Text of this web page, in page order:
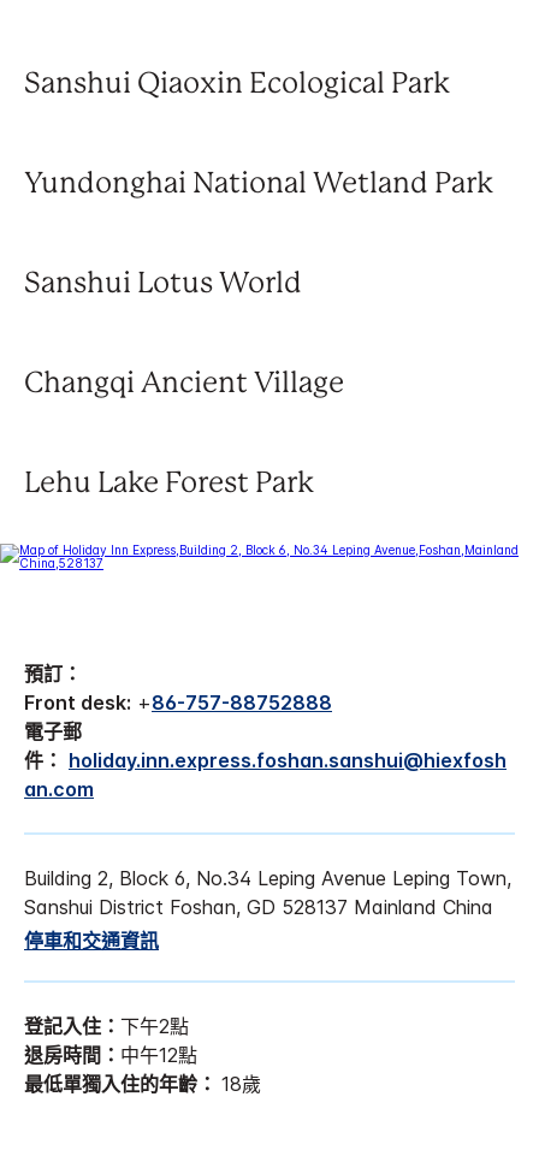
Sanshui Qiaoxin Ecological Park
Yundonghai National Wetland Park
Sanshui Lotus World
Changqi Ancient Village
Lehu Lake Forest Park
預訂：
Front desk: +86-757-88752888
電子郵
件： holiday.inn.express.foshan.sanshui@hiexfosh
an.com
Building 2, Block 6, No.34 Leping Avenue Leping Town,
Sanshui District Foshan, GD 528137 Mainland China
停車和交通資訊
登記入住： 下午2點
退房時間： 中午12點
最低單獨入住的年齡： 18歲